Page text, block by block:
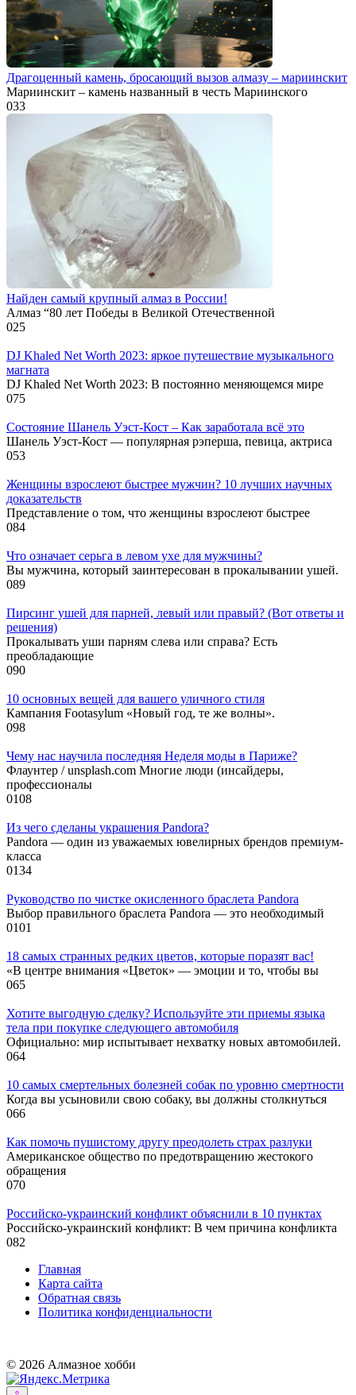
Драгоценный камень, бросающий вызов алмазу – мариинскит
Мариинскит – камень названный в честь Мариинского
033
Найден самый крупный алмаз в России!
Алмаз “80 лет Победы в Великой Отечественной
025
DJ Khaled Net Worth 2023: яркое путешествие музыкального
магната
DJ Khaled Net Worth 2023: В постоянно меняющемся мире
075
Состояние Шанель Уэст-Кост – Как заработала всё это
Шанель Уэст-Кост — популярная рэперша, певица, актриса
053
Женщины взрослеют быстрее мужчин? 10 лучших научных
доказательств
Представление о том, что женщины взрослеют быстрее
084
Что означает серьга в левом ухе для мужчины?
Вы мужчина, который заинтересован в прокалывании ушей.
089
Пирсинг ушей для парней, левый или правый? (Вот ответы и
решения)
Прокалывать уши парням слева или справа? Есть
преобладающие
090
10 основных вещей для вашего уличного стиля
Кампания Footasylum «Новый год, те же волны».
098
Чему нас научила последняя Неделя моды в Париже?
Флаунтер / unsplash.com Многие люди (инсайдеры,
профессионалы
0108
Из чего сделаны украшения Pandora?
Pandora — один из уважаемых ювелирных брендов премиум-
класса
0134
Руководство по чистке окисленного браслета Pandora
Выбор правильного браслета Pandora — это необходимый
0101
18 самых странных редких цветов, которые поразят вас!
«В центре внимания «Цветок» — эмоции и то, чтобы вы
065
Хотите выгодную сделку? Используйте эти приемы языка
тела при покупке следующего автомобиля
Официально: мир испытывает нехватку новых автомобилей.
064
10 самых смертельных болезней собак по уровню смертности
Когда вы усыновили свою собаку, вы должны столкнуться
066
Как помочь пушистому другу преодолеть страх разлуки
Американское общество по предотвращению жестокого
обращения
070
Российско-украинский конфликт объяснили в 10 пунктах
Российско-украинский конфликт: В чем причина конфликта
082
Главная
Карта сайта
Обратная связь
Политика конфиденциальности
© 2026 Алмазное хобби